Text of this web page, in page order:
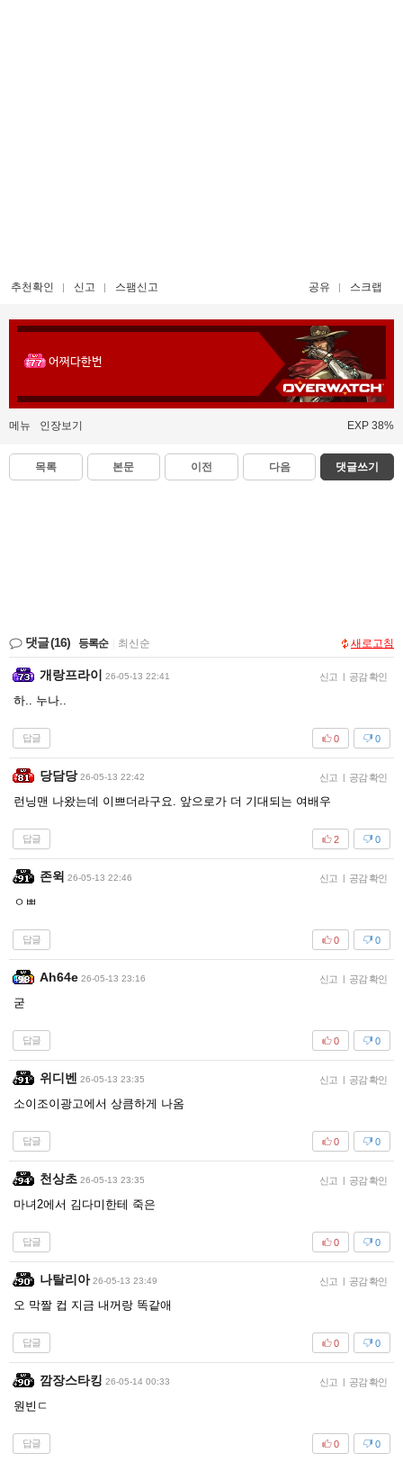
추천확인 신고 스팸신고 공유 스크랩
어쩌다한번
메뉴 인장보기 EXP 38%
목록 본문 이전 다음 댓글쓰기
댓글(16) 등록순 최신순 새로고침
개랑프라이 26-05-13 22:41 신고 | 공감 확인
하.. 누나..
답글 0
0
당담당 26-05-13 22:42 신고 | 공감 확인
런닝맨 나왔는데 이쁘더라구요. 앞으로가 더 기대되는 여배우
답글 0
2
존윅 26-05-13 22:46 신고 | 공감 확인
ㅇㅃ
답글 0
0
Ah64e 26-05-13 23:16 신고 | 공감 확인
굳
답글 0
0
위디벤 26-05-13 23:35 신고 | 공감 확인
소이조이광고에서 상큼하게 나옴
답글 0
0
천상초 26-05-13 23:35 신고 | 공감 확인
마녀2에서 김다미한테 죽은
답글 0
0
나탈리아 26-05-13 23:49 신고 | 공감 확인
오 막짤 컵 지금 내꺼랑 똑같애
답글 0
0
깜장스타킹 26-05-14 00:33 신고 | 공감 확인
원빈ㄷ
답글 0
0